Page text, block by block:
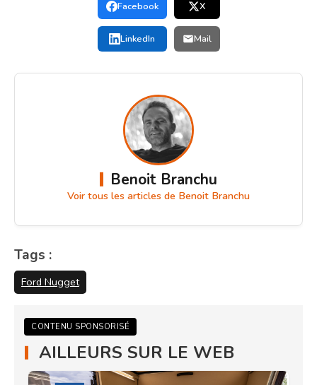
Facebook X
LinkedIn Mail
Benoit Branchu
Voir tous les articles de Benoit Branchu
Tags :
Ford Nugget
CONTENU SPONSORISÉ
AILLEURS SUR LE WEB